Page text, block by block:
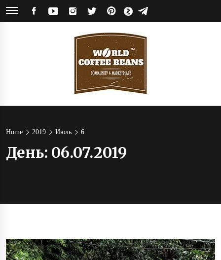
Skip
INSTAGRAM
TWITTERPINTEREST
ЯНДЕКСTELEGRAM
World
Home 2019 Июль 6
День: 06.07.2019